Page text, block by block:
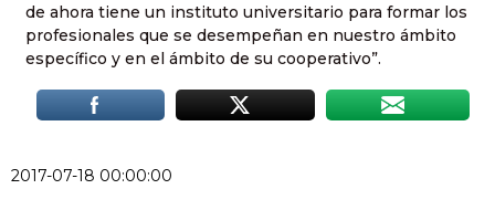
de ahora tiene un instituto universitario para formar los
profesionales que se desempeñan en nuestro ámbito
específico y en el ámbito de su cooperativo”.
2017-07-18 00:00:00